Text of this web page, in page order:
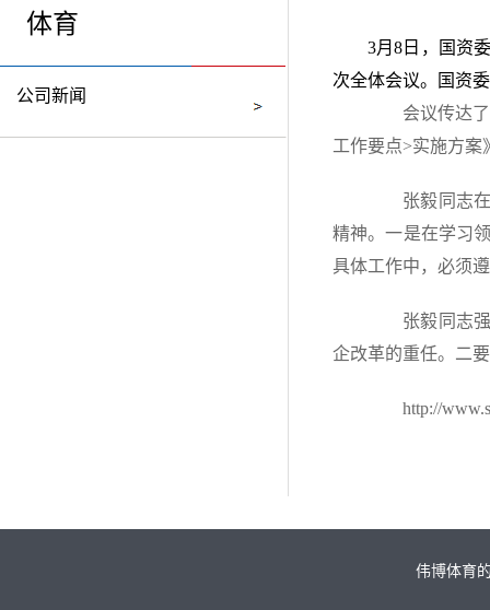
体育
公司新闻
3月8日，国资
次全体会议。国资
会议传达了中
工作要点>实施方案
张毅同志在
精神。一是在学习
具体工作中，必须
张毅同志强
企改革的重任。二
http://
伟博体育